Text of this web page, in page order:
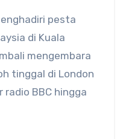
pesta
di Kuala
mengembara
tinggal di London
BBC hingga